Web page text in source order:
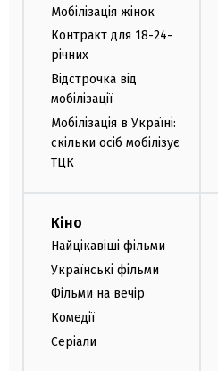
Мобілізація жінок
Контракт для 18-24-
річних
Відстрочка від
мобілізації
Мобілізація в Україні:
скільки осіб мобілізує
ТЦК
Кіно
Найцікавіші фільми
Українські фільми
Фільми на вечір
Комедії
Серіали